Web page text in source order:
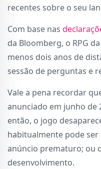
recentes sobre o seu
Com base nas
da Bloomberg, o RPG
menos dois anos de
sessão de perguntas e
Vale a pena recordar
anunciado em junho de
então, o jogo
habitualmente pode ser
anúncio prematuro; ou
desenvolvimento.